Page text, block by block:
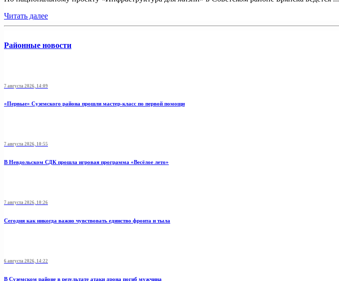
Читать далее
Районные новости
7 августа 2026, 14:09
«Первые» Суземского района прошли мастер-класс по первой помощи
7 августа 2026, 10:55
В Невдольском СДК прошла игровая программа «Весёлое лето»
7 августа 2026, 10:26
Сегодня как никогда важно чувствовать единство фронта и тыла
6 августа 2026, 14:22
В Суземском районе в результате атаки дрона погиб мужчина